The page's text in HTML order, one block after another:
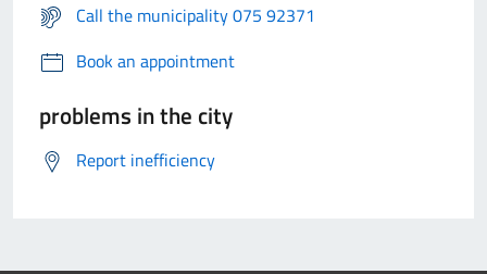
Call the municipality 075 92371
Book an appointment
problems in the city
Report inefficiency